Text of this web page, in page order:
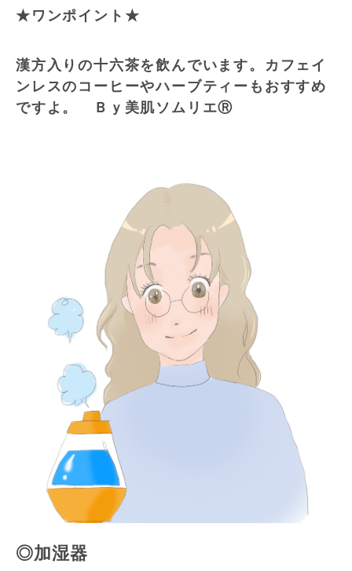
★ワンポイント★
漢方入りの十六茶を飲んでいます。カフェイ
ンレスのコーヒーやハーブティーもおすすめ
ですよ。 Ｂｙ美肌ソムリエⓇ
◎加湿器